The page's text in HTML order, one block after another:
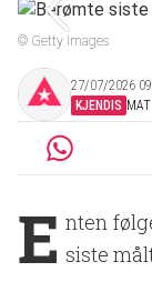
© Getty Images
27/07/2026
KJENDIS MAT
E nten
siste